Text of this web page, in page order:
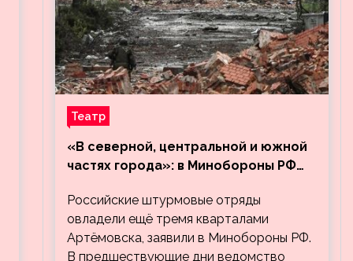
Театр
«В северной, центральной и южной
частях города»: в Минобороны РФ
кварталов Артёмовска
Российские штурмовые отряды
овладели ещё тремя кварталами
Артёмовска, заявили в Минобороны РФ.
В предшествующие дни ведомство